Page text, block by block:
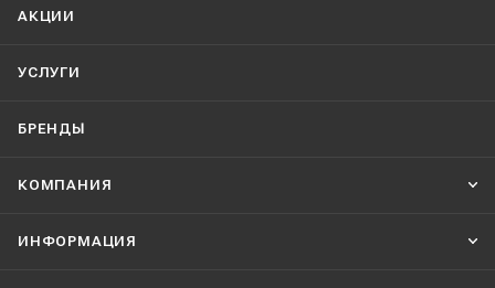
АКЦИИ
УСЛУГИ
БРЕНДЫ
КОМПАНИЯ
ИНФОРМАЦИЯ